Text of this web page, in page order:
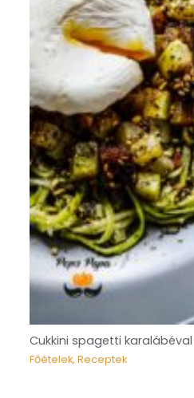
Cukkini spagetti
Főételek, Receptek